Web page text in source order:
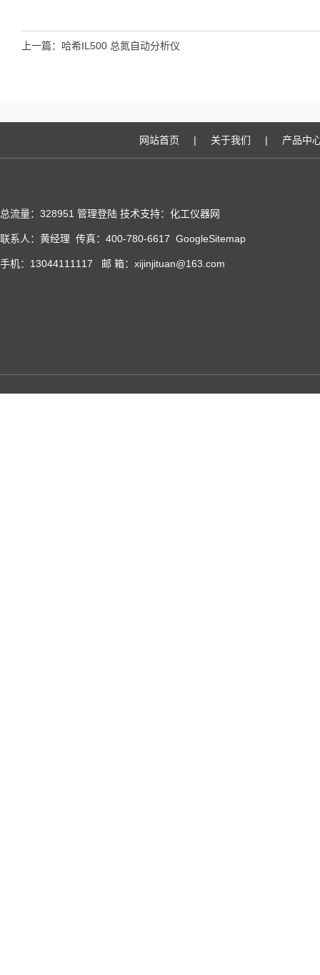
上一篇： 哈希IL500 总氮自动分析仪
网站首页 | 关于我们 | 产品中
总流量：328951 管理登陆 技术支持：化工仪器网
联系人：黄经理 传真：400-780-6617 GoogleSitemap
手机：13044111117 邮 箱：xijinjituan@163.com